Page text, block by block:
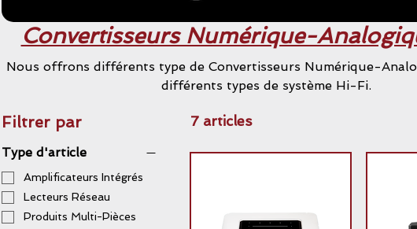
Convertisseurs Numérique-
Nous offrons différents type de Convertisseurs Numérique-
différents types de système Hi-Fi.
Filtrer par
Type d'article
Amplificateurs Intégrés
Lecteurs Réseau
Produits Multi-Pièces
7 articles